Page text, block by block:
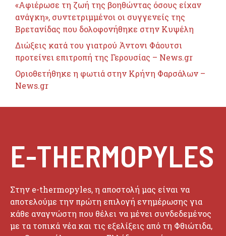
«Αφιέρωσε τη ζωή της βοηθώντας όσους είχαν
ανάγκη», συντετριμμένοι οι συγγενείς της
Βρετανίδας που δολοφονήθηκε στην Κυψέλη
Διώξεις κατά του γιατρού Άντονι Φάουτσι
προτείνει επιτροπή της Γερουσίας – News.gr
Οριοθετήθηκε η φωτιά στην Κρήνη Φαρσάλων –
News.gr
E-THERMOPYLES
Στην e-thermopyles, η αποστολή μας είναι να
αποτελούμε την πρώτη επιλογή ενημέρωσης για
κάθε αναγνώστη που θέλει να μένει συνδεδεμένος
με τα τοπικά νέα και τις εξελίξεις από τη Φθιώτιδα,